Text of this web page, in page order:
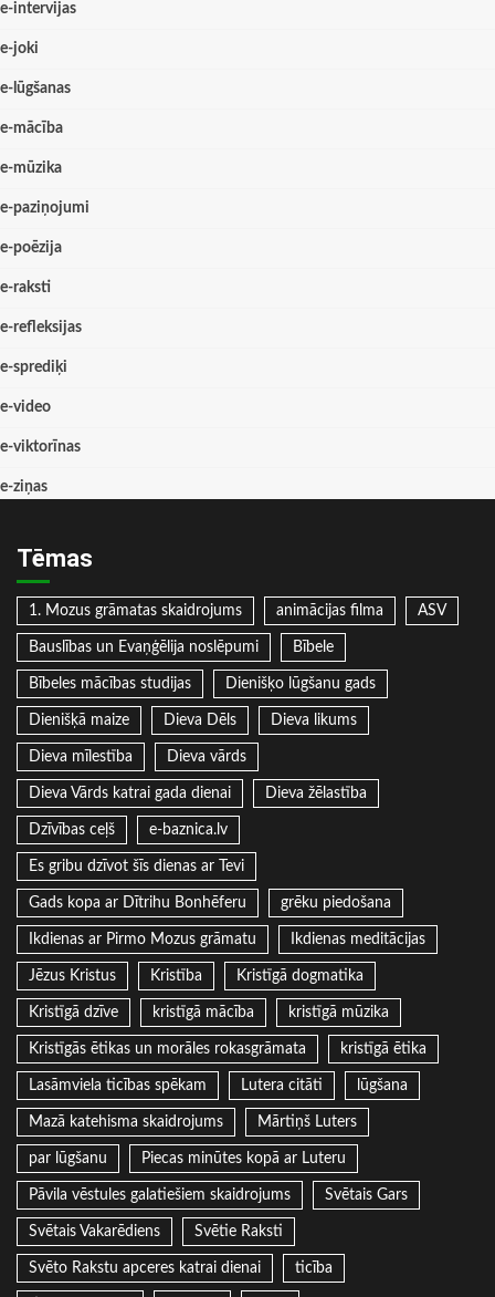
e-intervijas
e-joki
e-lūgšanas
e-mācība
e-mūzika
e-paziņojumi
e-poēzija
e-raksti
e-refleksijas
e-sprediķi
e-video
e-viktorīnas
e-ziņas
Tēmas
1. Mozus grāmatas skaidrojums animācijas filma ASV
Bauslības un Evaņģēlija noslēpumi Bībele
Bībeles mācības studijas Dienišķo lūgšanu gads
Dienišķā maize Dieva Dēls Dieva likums
Dieva mīlestība Dieva vārds
Dieva Vārds katrai gada dienai Dieva žēlastība
Dzīvības ceļš e-baznica.lv
Es gribu dzīvot šīs dienas ar Tevi
Gads kopa ar Dītrihu Bonhēferu grēku piedošana
Ikdienas ar Pirmo Mozus grāmatu Ikdienas meditācijas
Jēzus Kristus Kristība Kristīgā dogmatika
Kristīgā dzīve kristīgā mācība kristīgā mūzika
Kristīgās ētikas un morāles rokasgrāmata kristīgā ētika
Lasāmviela ticības spēkam Lutera citāti lūgšana
Mazā katehisma skaidrojums Mārtiņš Luters
par lūgšanu Piecas minūtes kopā ar Luteru
Pāvila vēstules galatiešiem skaidrojums Svētais Gars
Svētais Vakarēdiens Svētie Raksti
Svēto Rakstu apceres katrai dienai ticība